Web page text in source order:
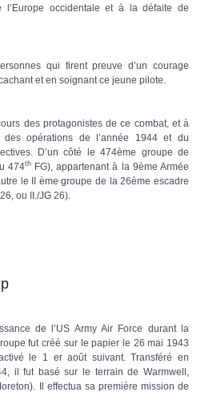
occidentale et à la défaite de
qui firent preuve d’un courage
et en soignant ce jeune pilote.
des protagonistes de ce combat, et à
opérations de l’année 1944 et du
D’un côté le 474ème groupe de
474thFG), appartenant à la 9ème Armée
le II ème groupe de la 26ème escadre
ou II./JG 26).
de l’US Army Air Force durant la
fut créé sur le papier le 26 mai 1943
le 1 er août suivant. Transféré en
il fut basé sur le terrain de Warmwell,
Il effectua sa première mission de